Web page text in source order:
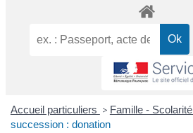
Accueil particuliers > Famille - Scolarité
succession : donation